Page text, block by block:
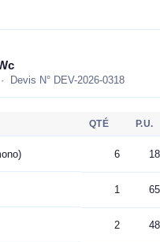
N° DEV-2026-0318
QTÉ P.U.
6
1
2